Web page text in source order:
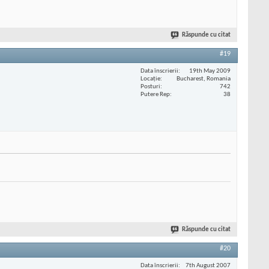
Răspunde cu citat
#19
Data înscrierii
19th May 2009
Locaţie
Bucharest, Romania
Posturi
742
Putere Rep
38
Răspunde cu citat
#20
Data înscrierii 7th August 2007